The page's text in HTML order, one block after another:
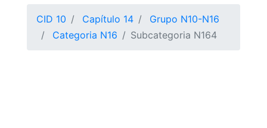
CID 10 Capítulo 14
Grupo N10-N16
Categoria N16
Subcategoria N164